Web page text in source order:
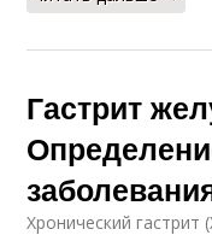
Гастрит
Хронический